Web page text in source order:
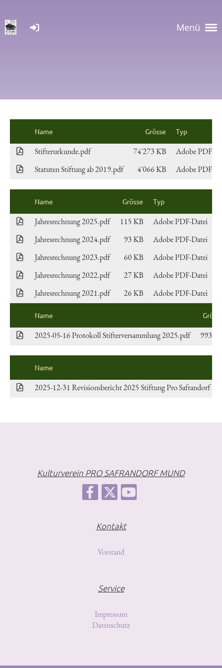
Menü
Name Grösse Typ
Stifterurkunde.pdf 74'273 KB
Adobe PDF-
Statuten Stiftung ab 2019.pdf
4'066 KB Adobe PDF-
Name Grösse Typ
Jahresrechnung 2025.pdf 115 KB Adobe PDF-Datei
Jahresrechnung 2024.pdf
93 KB Adobe PDF-Datei
Jahresrechnung 2023.pdf
60 KB Adobe PDF-Datei
Jahresrechnung 2022.pdf
27 KB Adobe PDF-Datei
Jahresrechnung 2021.pdf
26 KB Adobe PDF-Datei
Name
2025-05-16 Protokoll Stifterversammlung 2025.pdf 993
Name
2025-12-31 Revisionsbericht 2025 Stiftung Pro Safrandorf
Kulturverein PRO SAFRANDORF MUND
Kontakt
Vorstand
Service
Impressum
Datenschutz